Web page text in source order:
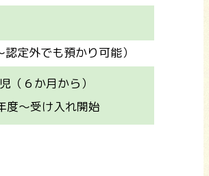
認定外でも預かり可能）
（６か月から）
度～受け入れ開始